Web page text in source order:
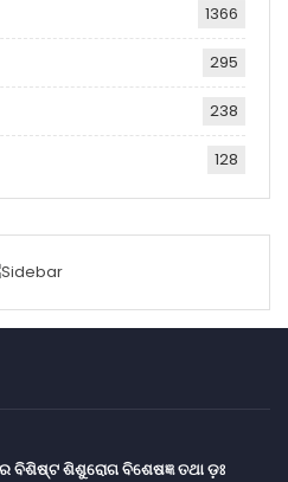
1366
295
238
128
ବିଶିଷ୍ଟ ଶିଶୁରୋଗ ବିଶେଷଜ୍ଞ ତଥା ଡ଼ଃ